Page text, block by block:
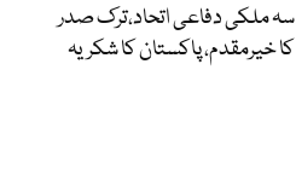
سہ ملکی دفاعی اتحاد،ترک صدر
کا خیرمقدم، پاکستان کا شکریہ